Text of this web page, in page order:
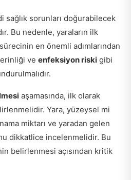
sağlık sorunları doğurabilecek
Bu nedenle, yaraların ilk
en önemli adımlarından
ve enfeksiyon riski gibi
aşamasında, ilk olarak
Yara, yüzeysel mi
miktarı ve yaradan gelen
dikkatlice incelenmelidir. Bu
belirlenmesi açısından kritik